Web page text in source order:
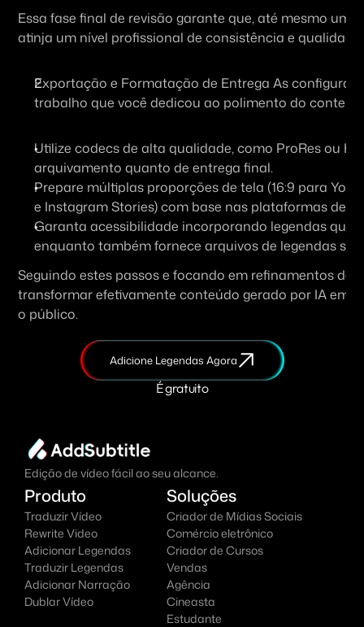
Essa fase final de revisão garante que, até mesmo
atinja um nível profissional de consistência e qualidade.
Exportação e Formatação de Entrega As
trabalho que você dedicou ao polimento do
Utilize codecs de alta qualidade, como ProRes ou
arquivamento quanto de entrega final.
Prepare múltiplas proporções de tela (16:9 para
e Instagram Stories) com base nas plataformas de
Garanta acessibilidade incorporando legendas
enquanto também fornece arquivos de legendas
Seguindo estes passos e focando em refinamentos
transformar efetivamente conteúdo gerado por IA em
o público.
Adicione Legendas Agora
É gratuito
Edição de vídeo fácil ao seu alcance.
Produto
Traduzir Vídeo
Rewrite Video
Adicionar Legendas
Traduzir Legendas
Adicionar Narração
Dublar Vídeo
Soluções
Criador de Mídias Sociais
Comércio eletrônico
Criador de Cursos
Vendas
Agência
Cineasta
Estudante